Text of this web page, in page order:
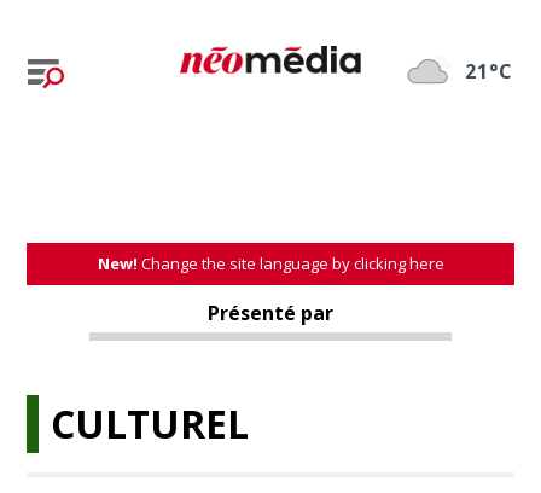
21°C
New! Change the site language by clicking here
Présenté par
CULTUREL